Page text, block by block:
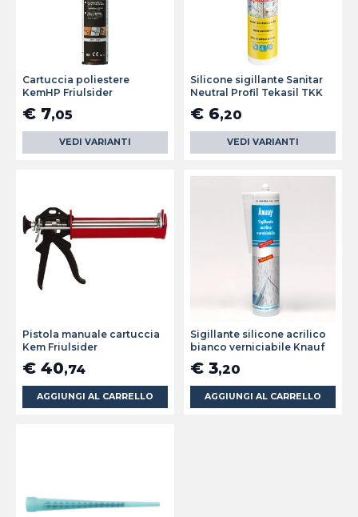
Cartuccia poliestere
KemHP Friulsider
€ 7,05
VEDI VARIANTI
Silicone sigillante Sanitar
Neutral Profil Tekasil TKK
€ 6,20
VEDI VARIANTI
Pistola manuale cartuccia
Kem Friulsider
€ 40,74
AGGIUNGI AL CARRELLO
Sigillante silicone acrilico
bianco verniciabile Knauf
€ 3,20
AGGIUNGI AL CARRELLO